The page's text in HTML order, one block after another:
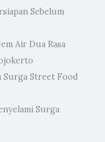
Sebelum
Air Dua Rasa
Surga Street Food
Surga